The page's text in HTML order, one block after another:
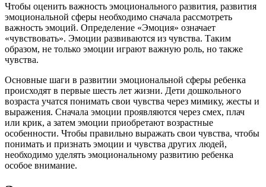
Чтобы оценить важность эмоционального развития, развития
эмоциональной сферы необходимо сначала рассмотреть
важность эмоций. Определение «Эмоция» означает
«чувствовать». Эмоции развиваются из чувства. Таким
образом, не только эмоции играют важную роль, но также
чувства.
Основные шаги в развитии эмоциональной сферы ребенка
происходят в первые шесть лет жизни. Дети дошкольного
возраста учатся понимать свои чувства через мимику, жесты и
выражения. Сначала эмоции проявляются через смех, плач
или крик, а затем эмоции приобретают возрастные
особенности. Чтобы правильно выражать свои чувства, чтобы
понимать и признать эмоции и чувства других людей,
необходимо уделять эмоциональному развитию ребенка
особое внимание.